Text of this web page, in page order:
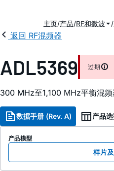
主页 产品 RF和微波
返回 RF混频器
ADL5369 过期
300 MHz至1,100 MHz平衡混
数据手册 (Rev. A) 产品
产品模型
样片